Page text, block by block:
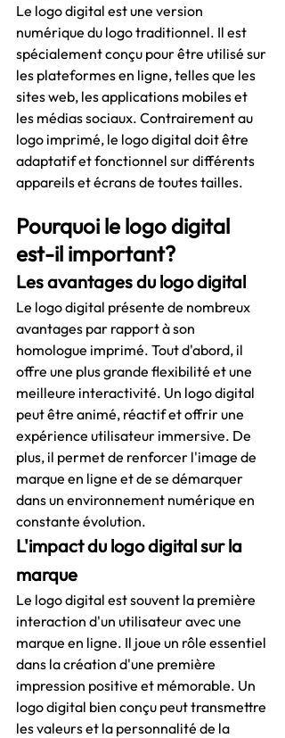
Le logo digital est une version
numérique du logo traditionnel. Il est
spécialement conçu pour être utilisé sur
les plateformes en ligne, telles que les
sites web, les applications mobiles et
les médias sociaux. Contrairement au
logo imprimé, le logo digital doit être
adaptatif et fonctionnel sur différents
appareils et écrans de toutes tailles.
Pourquoi le logo digital
est-il important?
Les avantages du logo digital
Le logo digital présente de nombreux
avantages par rapport à son
homologue imprimé. Tout d'abord, il
offre une plus grande flexibilité et une
meilleure interactivité. Un logo digital
peut être animé, réactif et offrir une
expérience utilisateur immersive. De
plus, il permet de renforcer l'image de
marque en ligne et de se démarquer
dans un environnement numérique en
constante évolution.
L'impact du logo digital sur la
marque
Le logo digital est souvent la première
interaction d'un utilisateur avec une
marque en ligne. Il joue un rôle essentiel
dans la création d'une première
impression positive et mémorable. Un
logo digital bien conçu peut transmettre
les valeurs et la personnalité de la